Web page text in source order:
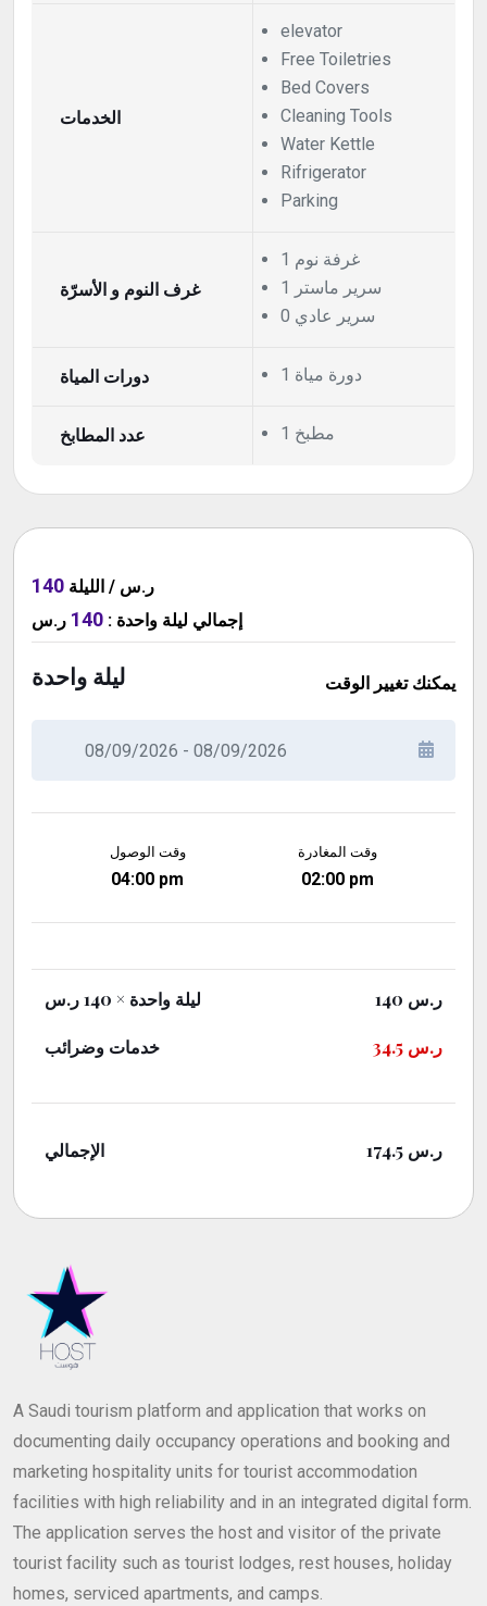
الخدمات
elevator
Free Toiletries
Bed Covers
Cleaning Tools
Water Kettle
Rifrigerator
Parking
غرف النوم و الأسرّة
1 غرفة نوم
1 سرير ماستر
0 سرير عادي
دورات المياة 1 دورة مياة
عدد المطابخ 1 مطبخ
140 ر.س / الليلة
إجمالي ليلة واحدة :
140 ر.س
ليلة واحدة يمكنك تغيير الوقت
وقت الوصول
04:00 pm
وقت المغادرة
02:00 pm
ليلة واحدة × 140 ر.س 140 ر.س
خدمات وضرائب 34.5 ر.س
الإجمالي 174.5 ر.س
A Saudi tourism platform and application that works on
documenting daily occupancy operations and booking and
marketing hospitality units for tourist accommodation
facilities with high reliability and in an integrated digital form.
The application serves the host and visitor of the private
tourist facility such as tourist lodges, rest houses, holiday
homes, serviced apartments, and camps.